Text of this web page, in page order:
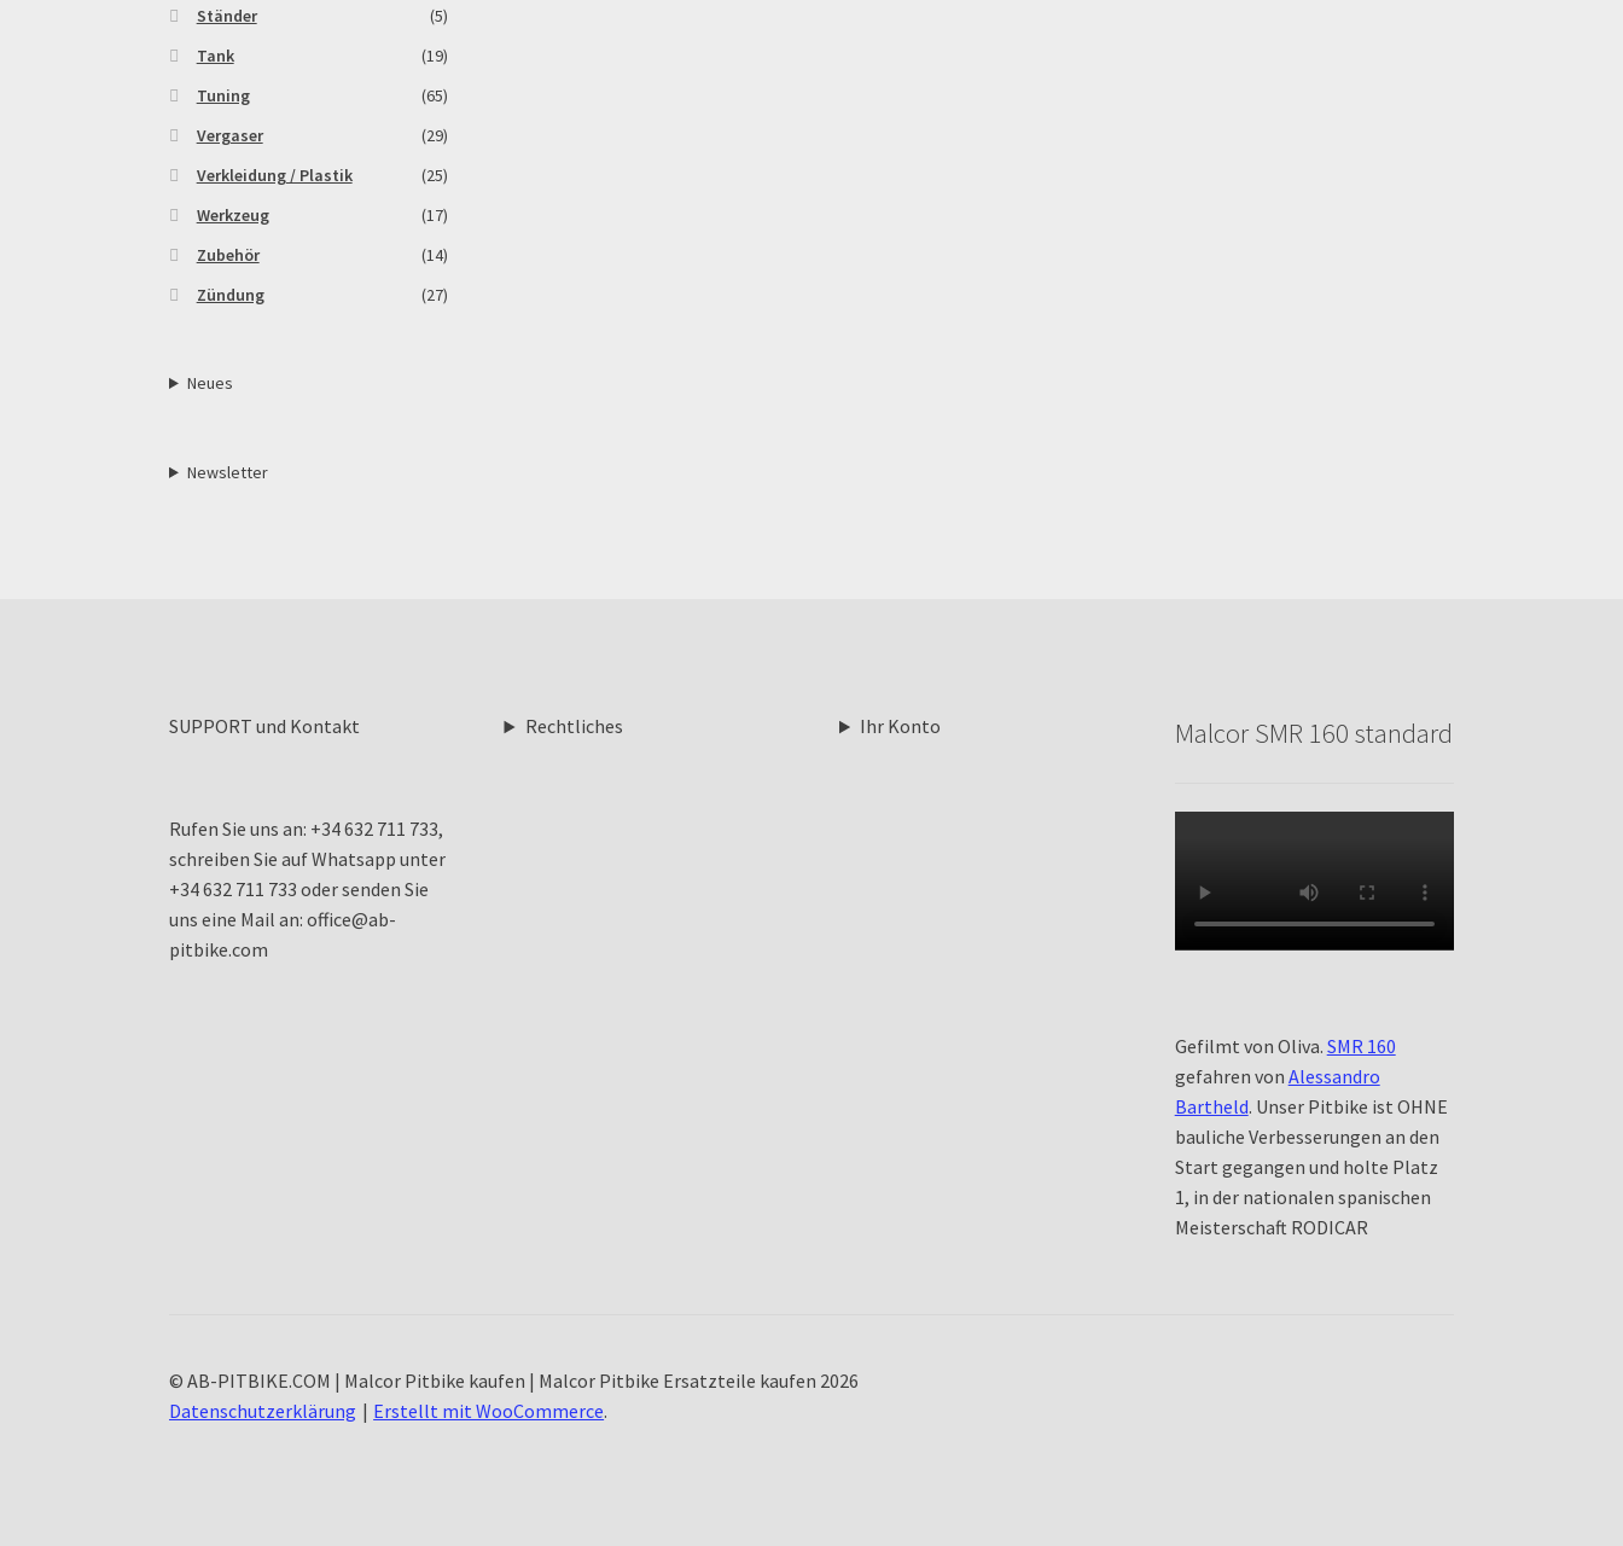
Ständer
(5)
Tank
(19)
Tuning
(65)
Vergaser
(29)
Verkleidung / Plastik
(25)
Werkzeug
(17)
Zubehör
(14)
Zündung
(27)
Neues
Newsletter
SUPPORT und Kontakt
Rufen Sie uns an: +34 632 711 733,
schreiben Sie auf Whatsapp unter
+34 632 711 733 oder senden Sie
uns eine Mail an: office@ab-
pitbike.com
Rechtliches Ihr Konto Malcor SMR 160 standard
Gefilmt von Oliva. SMR 160
gefahren von Alessandro
Bartheld. Unser Pitbike ist OHNE
bauliche Verbesserungen an den
Start gegangen und holte Platz
1, in der nationalen spanischen
Meisterschaft RODICAR
© AB-PITBIKE.COM | Malcor Pitbike kaufen | Malcor Pitbike Ersatzteile kaufen 2026
Datenschutzerklärung
Erstellt mit WooCommerce.